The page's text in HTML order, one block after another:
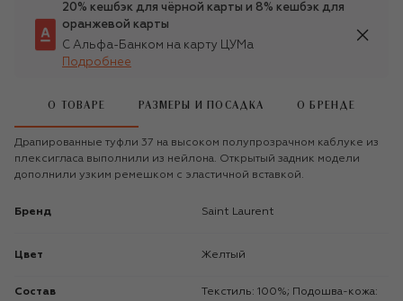
20% кешбэк для чёрной карты и 8% кешбэк для
оранжевой карты
С Альфа-Банком на карту ЦУМа
Подробнее
О ТОВАРЕ РАЗМЕРЫ И ПОСАДКА О БРЕНДЕ
Драпированные туфли 37 на высоком полупрозрачном каблуке из
плексигласа выполнили из нейлона. Открытый задник модели
дополнили узким ремешком с эластичной вставкой.
Бренд Saint Laurent
Цвет Желтый
Состав
Текстиль: 100%; Подошва-кожа: